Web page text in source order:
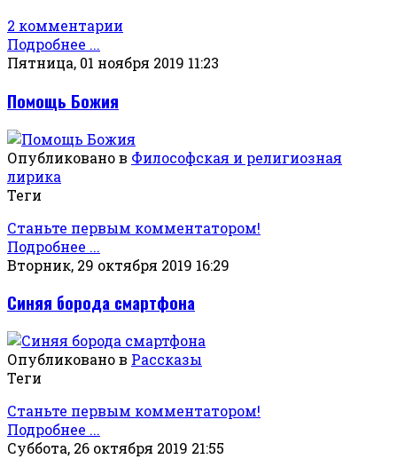
2 комментарии
Подробнее ...
Пятница, 01 ноября 2019 11:23
Помощь Божия
Опубликовано в Философская и религиозная
лирика
Теги
Станьте первым комментатором!
Подробнее ...
Вторник, 29 октября 2019 16:29
Синяя борода смартфона
Опубликовано в Рассказы
Теги
Станьте первым комментатором!
Подробнее ...
Суббота, 26 октября 2019 21:55